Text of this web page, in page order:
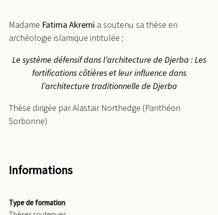
Madame Fatima Akremi a soutenu sa thèse en
archéologie islamique intitulée :
Le système défensif dans l’architecture de Djerba : Les
fortifications côtières et leur influence dans
l’architecture traditionnelle de Djerba
Thèse dirigée par Alastair Northedge (Panthéon
Sorbonne)
Informations
Type de formation